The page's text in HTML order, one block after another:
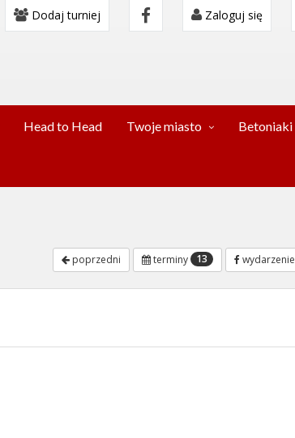
Dodaj turniej Zaloguj się
Head to Head Twoje miasto Betoniaki
poprzedni terminy 13 wydarzenie